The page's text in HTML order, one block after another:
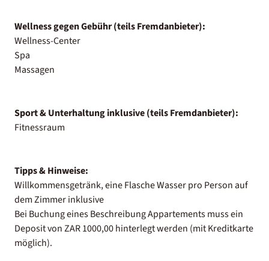
Wellness gegen Gebühr (teils Fremdanbieter):
Wellness-Center
Spa
Massagen
Sport & Unterhaltung inklusive (teils Fremdanbieter):
Fitnessraum
Tipps & Hinweise:
Willkommensgetränk, eine Flasche Wasser pro Person auf
dem Zimmer inklusive
Bei Buchung eines Beschreibung Appartements muss ein
Deposit von ZAR 1000,00 hinterlegt werden (mit Kreditkarte
möglich).